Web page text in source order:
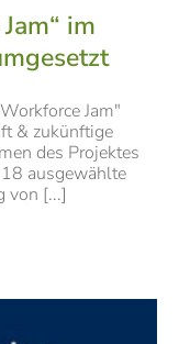
im
Jam"
& zukünftige
des Projektes
ausgewählte
von [...]